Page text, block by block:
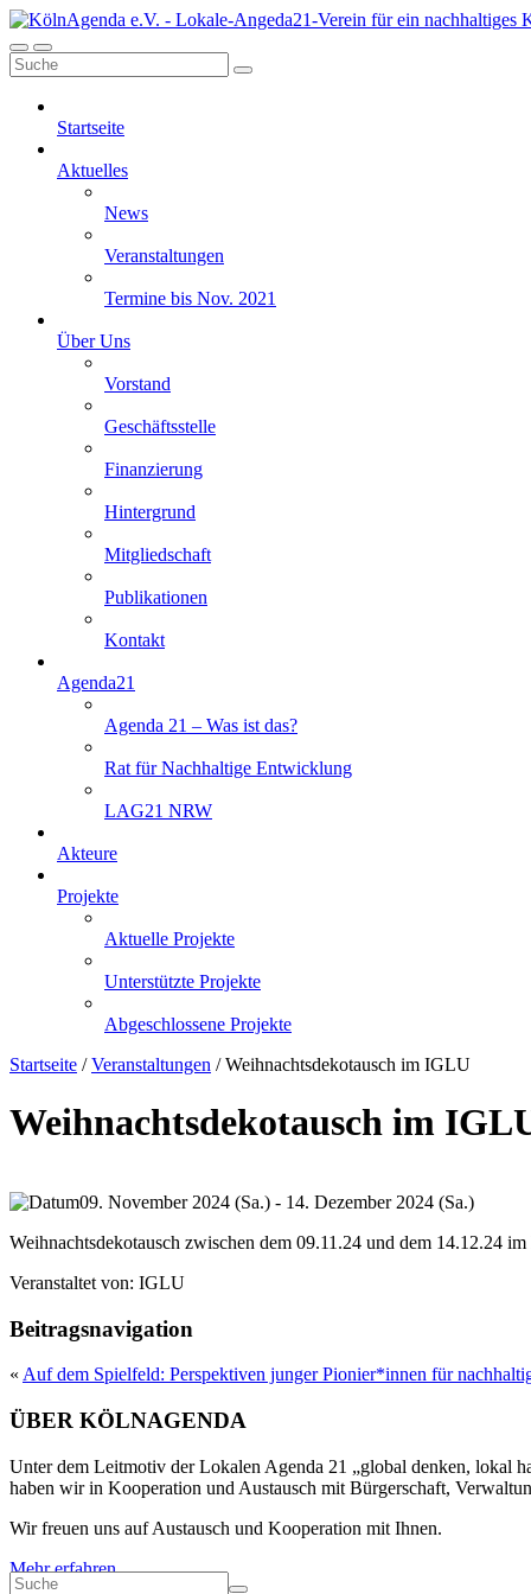
Startseite
Aktuelles
News
Veranstaltungen
Termine bis Nov. 2021
Über Uns
Vorstand
Geschäftsstelle
Finanzierung
Hintergrund
Mitgliedschaft
Publikationen
Kontakt
Agenda21
Agenda 21 – Was ist das?
Rat für Nachhaltige Entwicklung
LAG21 NRW
Akteure
Projekte
Aktuelle Projekte
Unterstützte Projekte
Abgeschlossene Projekte
Startseite /Veranstaltungen /Weihnachtsdekotausch im IGLU
Weihnachtsdekotausch im
09. November 2024 (Sa.) - 14. Dezember 2024 (Sa.)
Weihnachtsdekotausch zwischen dem 09.11.24 und dem 14.12.24
Veranstaltet von: IGLU
Beitragsnavigation
« Auf dem Spielfeld: Perspektiven junger Pionier*innen für
ÜBER KÖLNAGENDA
Unter dem Leitmotiv der Lokalen Agenda 21 „global denken, lokal
haben wir in Kooperation und Austausch mit Bürgerschaft,
Wir freuen uns auf Austausch und Kooperation mit Ihnen.
Mehr erfahren